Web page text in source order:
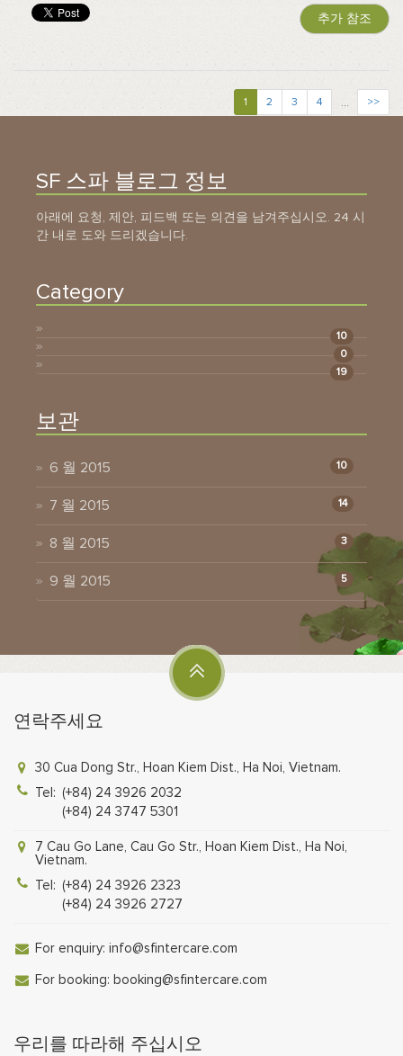
추가 참조
1 2 3 4 ... >>
SF 스파 블로그 정보
아래에 요청, 제안, 피드백 또는 의견을 남겨주십시오. 24 시
간 내로 도와 드리겠습니다.
Category
10
0
19
보관
6 월 2015 10
7 월 2015 14
8 월 2015 3
9 월 2015 5
연락주세요
30 Cua Dong Str., Hoan Kiem Dist., Ha Noi, Vietnam.
Tel: (+84) 24 3926 2032
(+84) 24 3747 5301
7 Cau Go Lane, Cau Go Str., Hoan Kiem Dist., Ha Noi,
Vietnam.
Tel: (+84) 24 3926 2323
(+84) 24 3926 2727
For enquiry: info@sfintercare.com
For booking: booking@sfintercare.com
우리를 따라해 주십시오